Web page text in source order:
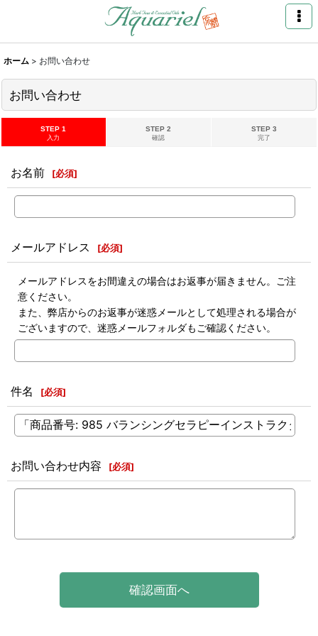
ホーム > お問い合わせ
お問い合わせ
STEP 1
入力
STEP 2
確認
STEP 3
完了
お名前 [必須]
メールアドレス [必須]
メールアドレスをお間違えの場合はお返事が届きません。ご注
意ください。
また、弊店からのお返事が迷惑メールとして処理される場合が
ございますので、迷惑メールフォルダもご確認ください。
件名 [必須]
お問い合わせ内容 [必須]
確認画面へ